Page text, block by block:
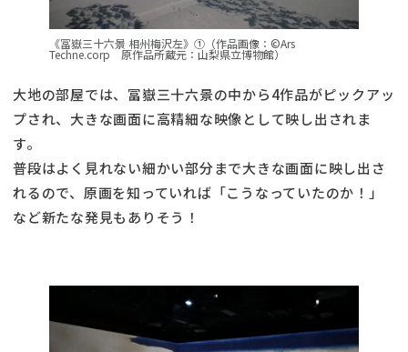
《冨嶽三十六景 相州梅沢左》①（作品画像：©Ars
Techne.corp 原作品所蔵元：山梨県立博物館）
大地の部屋では、冨嶽三十六景の中から4作品がピックアッ
プされ、大きな画面に高精細な映像として映し出されま
す。
普段はよく見れない細かい部分まで大きな画面に映し出さ
れるので、原画を知っていれば「こうなっていたのか！」
など新たな発見もありそう！